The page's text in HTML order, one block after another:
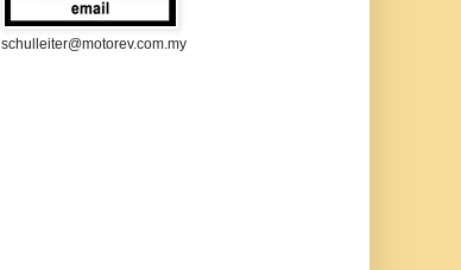
schulleiter@motorev.com.my